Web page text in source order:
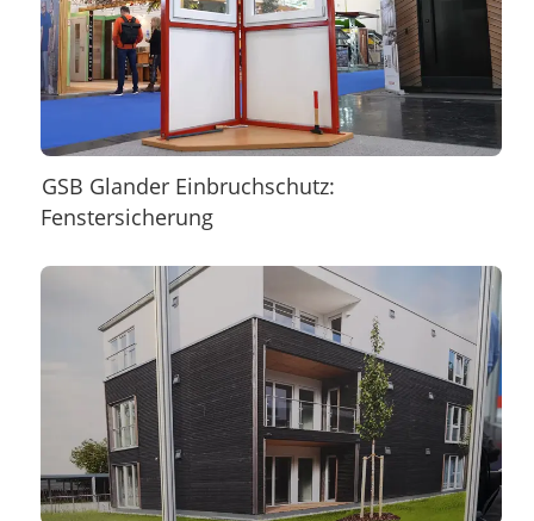
GSB Glander Einbruchschutz:
Fenstersicherung